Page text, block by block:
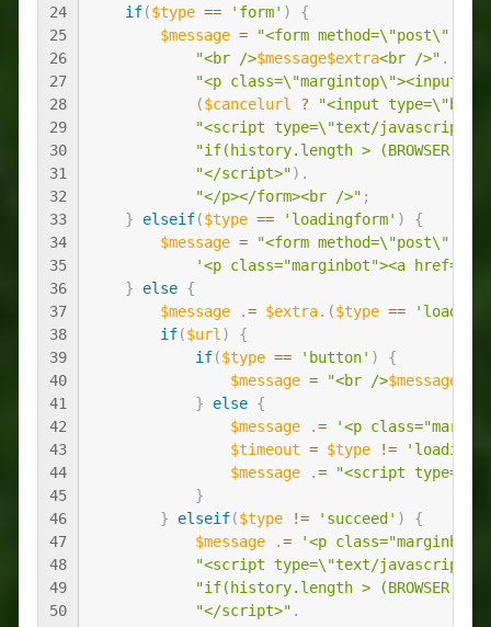
24
25
26
27
28
29
30
31
32
33
34
35
36
37
38
39
40
41
42
43
44
45
46
47
48
49
50
if($type == 'form' )
{
$message =
"<form method=\"post\"
"<br />$message$extra<br />" .
"<p class=\"margintop\"><input
($cancelurl ?
"<input
"<script type=\"text/
"if(history.length >
"</script>") .
"</p></form><br />" ;
}
elseif($type == 'loadingform' )
{
$message =
"<form method=\"post\"
'<p class="marginbot"><a
}
else {
$message
.= $extra. ($type ==
if($url)
{
if($type == 'button' )
{
$message = "<br />$message
}
else {
$message
.=
'<p
$timeout = $type !=
'loading'
$message
.=
"<script
}
}
elseif($type != 'succeed' )
{
$message
.=
'<p
"<script type=\"text/
"if(history.length >
"</script>" .